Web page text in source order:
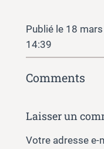
18
14:39
Comments
Laisser un
Votre adresse e-